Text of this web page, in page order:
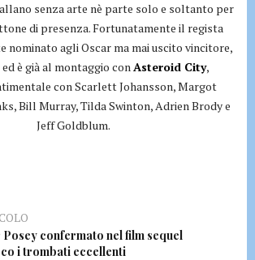
senza arte nè parte solo e soltanto per
di presenza. Fortunatamente il regista
nominato agli Oscar ma mai uscito vincitore,
è già al montaggio conAsteroid City,
con Scarlett Johansson, Margot
Bill Murray, Tilda Swinton, Adrien Brody e
Jeff Goldblum.
confermato nel film sequel
i trombati eccellenti